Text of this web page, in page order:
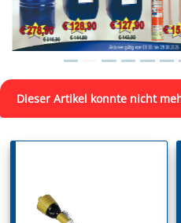
Dieser Artikel konnte nicht